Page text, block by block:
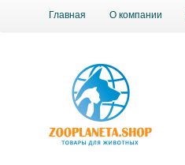
Главная О компании